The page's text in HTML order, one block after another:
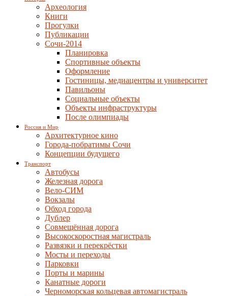
Археология
Книги
Прогулки
Публикации
Сочи-2014
Планировка
Спортивные объекты
Оформление
Гостиницы, медиацентры и университет
Павильоны
Социальные объекты
Объекты инфраструктуры
После олимпиады
Россия и Мир
Архитектурное кино
Города-побратимы Сочи
Концепции будущего
Транспорт
Автобусы
Железная дорога
Вело-СИМ
Вокзалы
Обход города
Дублер
Совмещённая дорога
Высокоскоростная магистраль
Развязки и перекрёстки
Мосты и переходы
Парковки
Порты и марины
Канатные дороги
Черноморская кольцевая автомагистраль